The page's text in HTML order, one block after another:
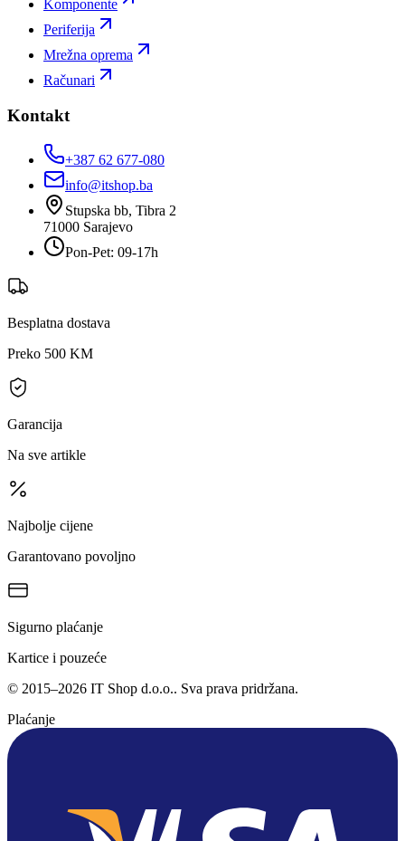
Komponente
Periferija
Mrežna oprema
Računari
Kontakt
+387 62 677-080
info@itshop.ba
Stupska bb, Tibra 2
71000 Sarajevo
Pon-Pet: 09-17h
Besplatna dostava
Preko 500 KM
Garancija
Na sve artikle
Najbolje cijene
Garantovano povoljno
Sigurno plaćanje
Kartice i pouzeće
© 2015–2026 IT Shop d.o.o.. Sva prava pridržana.
Plaćanje